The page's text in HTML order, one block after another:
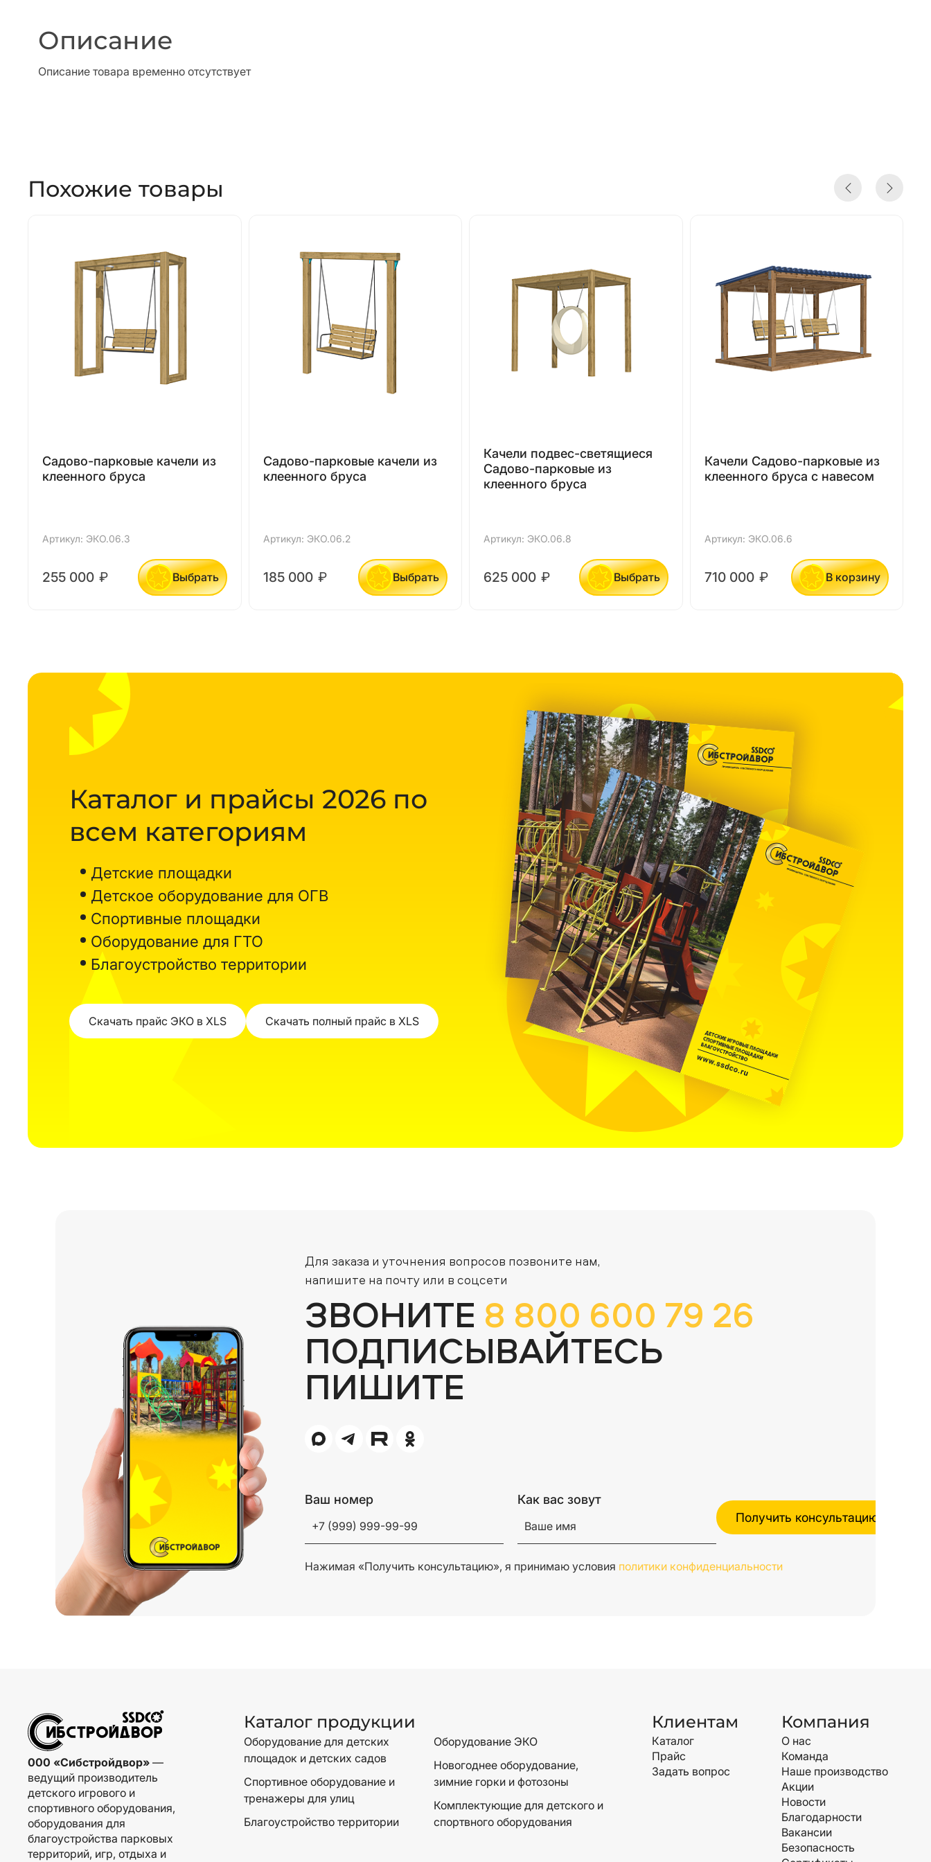
Описание
Описание товара временно отсутствует
Похожие товары
Садово-парковые качели из
клеенного бруса
Артикул: ЭКО.06.3
255 000 ₽ Выбрать
Садово-парковые качели из
клеенного бруса
Артикул: ЭКО.06.2
185 000 ₽ Выбрать
Качели подвес-светящиеся
Садово-парковые из
клеенного бруса
Артикул: ЭКО.06.8
625 000 ₽ Выбрать
Качели Садово-парковые из
клеенного бруса с навесом
Артикул: ЭКО.06.6
710 000 ₽ В корзину
Каталог и прайсы 2026 по
всем категориям
Детские площадки
Детское оборудование для ОГВ
Спортивные площадки
Оборудование для ГТО
Благоустройство территории
Скачать прайс ЭКО в XLS Скачать полный прайс в XLS
Для заказа и уточнения вопросов позвоните нам,
напишите на почту или в соцсети
ЗВОНИТЕ 8 800 600 79 26
ПОДПИСЫВАЙТЕСЬ
ПИШИТЕ
Ваш номер Как вас зовут
Нажимая «Получить консультацию», я принимаю условия политики конфиденциальности
000 «Сибстройдвор» —
ведущий производитель
детского игрового и
спортивного оборудования,
оборудования для
благоустройства парковых
территорий, игр, отдыха и
Каталог продукции
Оборудование для детских
площадок и детских садов
Спортивное оборудование и
тренажеры для улиц
Благоустройство территории
Оборудование ЭКО
Новогоднее оборудование,
зимние горки и фотозоны
Комплектующие для детского и
спортвного оборудования
Клиентам
Каталог
Прайс
Задать вопрос
Компания
О нас
Команда
Наше производство
Акции
Новости
Благодарности
Вакансии
Безопасность